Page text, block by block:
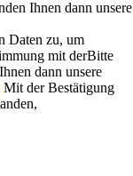
Ihnen dann unsere
Daten zu, um
mit derBitte
dann unsere
Mit der Bestätigung